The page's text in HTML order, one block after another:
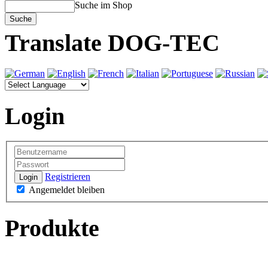
Suche im Shop
Translate DOG-TEC
Login
Login
Registrieren
Angemeldet bleiben
Produkte